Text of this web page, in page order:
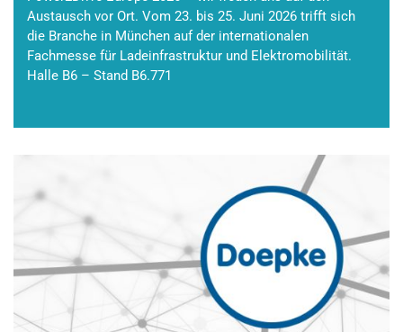
Austausch vor Ort. Vom 23. bis 25. Juni 2026 trifft sich
die Branche in München auf der internationalen
Fachmesse für Ladeinfrastruktur und Elektromobilität.
Halle B6 – Stand B6.771